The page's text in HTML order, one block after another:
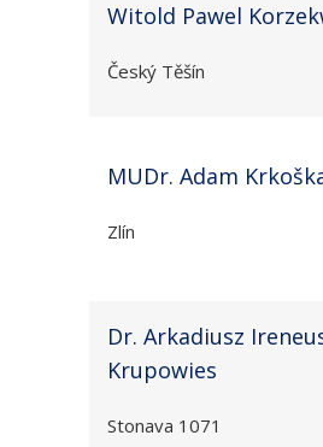
Witold Pawel
Český Těšín
MUDr. Adam
Zlín
Dr. Arkadiusz
Krupowies
Stonava 1071